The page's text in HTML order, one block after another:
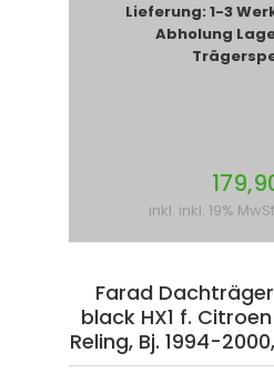
Lieferung: 1-3
Abholung
inkl. inkl. 19%
Farad Dachträger
black HX1 f.
Reling, Bj. 1994-